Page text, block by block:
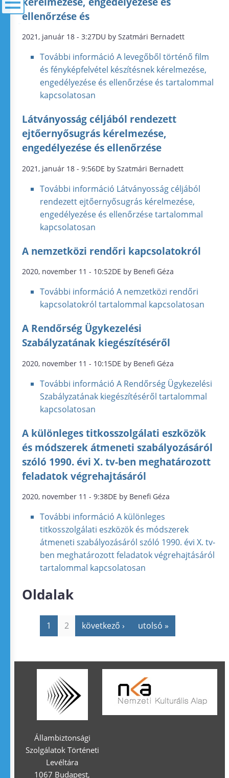
ellenőrzése és
2021, január 18 - 3:27DU by Szatmári Bernadett
További információ A levegőből történő film
és fényképfelvétel készítésnek kérelmezése,
engedélyezése és ellenőrzése és tartalommal
kapcsolatosan
Látványosság céljából rendezett
ejtőernyősugrás kérelmezése,
engedélyezése és ellenőrzése
2021, január 18 - 9:56DE by Szatmári Bernadett
További információ Látványosság céljából
rendezett ejtőernyősugrás kérelmezése,
engedélyezése és ellenőrzése tartalommal
kapcsolatosan
A nemzetközi rendőri kapcsolatokról
2020, november 11 - 10:52DE by Benefi Géza
További információ A nemzetközi rendőri
kapcsolatokról tartalommal kapcsolatosan
A Rendőrség Ügykezelési
Szabályzatának kiegészítéséről
2020, november 11 - 10:15DE by Benefi Géza
További információ A Rendőrség Ügykezelési
Szabályzatának kiegészítéséről tartalommal
kapcsolatosan
A különleges titkosszolgálati eszközök
és módszerek átmeneti szabályozásáról
szóló 1990. évi X. tv-ben meghatározott
feladatok végrehajtásáról
2020, november 11 - 9:38DE by Benefi Géza
További információ A különleges
titkosszolgálati eszközök és módszerek
átmeneti szabályozásáról szóló 1990. évi X. tv-
ben meghatározott feladatok végrehajtásáról
tartalommal kapcsolatosan
Oldalak
1 2 következő › utolsó »
Állambiztonsági
Szolgálatok Történeti
Levéltára
1067 Budapest,